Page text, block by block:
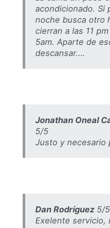
acondicionado. Si
noche busca otro
cierran a las 11
5am. Aparte de
descansar.…
Jonathan Oneal
5/5
Justo y necesario
Dan Rodríguez5/5
Exelente servicio,